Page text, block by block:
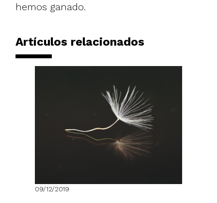
hemos ganado.
Artículos relacionados
09/12/2019